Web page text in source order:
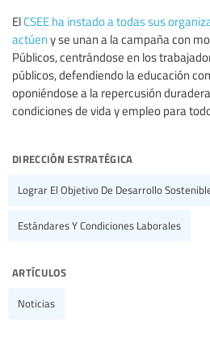
El CSEE ha instado a todas sus
actúen y se unan a la campaña con
Públicos, centrándose en los
públicos, defendiendo la educación
oponiéndose a la repercusión
condiciones de vida y empleo para
dirección estratégica
Lograr El Objetivo De Desarrollo
Estándares Y Condiciones Laborales
artículos
Noticias